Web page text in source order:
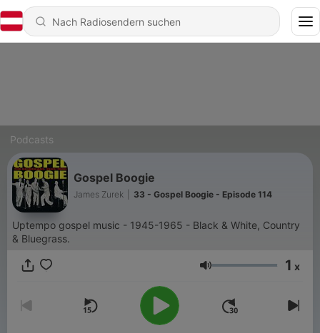
Podcasts
Gospel Boogie
James Zurek 33 - Gospel Boogie - Episode 114
Uptempo gospel music - 1945-1965 - Black & White, Country
& Bluegrass.
Lautstärke 1 x